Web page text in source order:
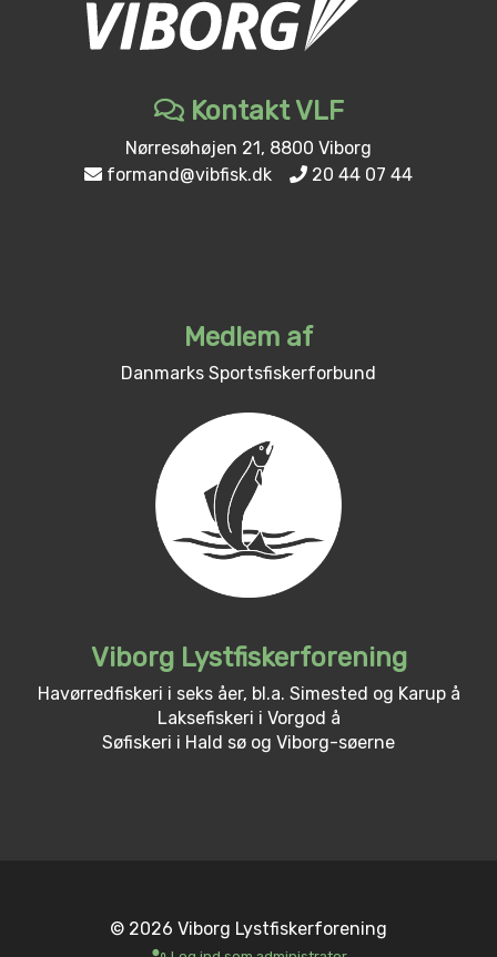
Kontakt VLF
Nørresøhøjen 21, 8800 Viborg
formand@vibfisk.dk
20 44 07 44
Medlem af
Danmarks Sportsfiskerforbund
Viborg Lystfiskerforening
Havørredfiskeri i seks åer, bl.a. Simested og Karup å
Laksefiskeri i Vorgod å
Søfiskeri i Hald sø og Viborg-søerne
© 2026 Viborg Lystfiskerforening